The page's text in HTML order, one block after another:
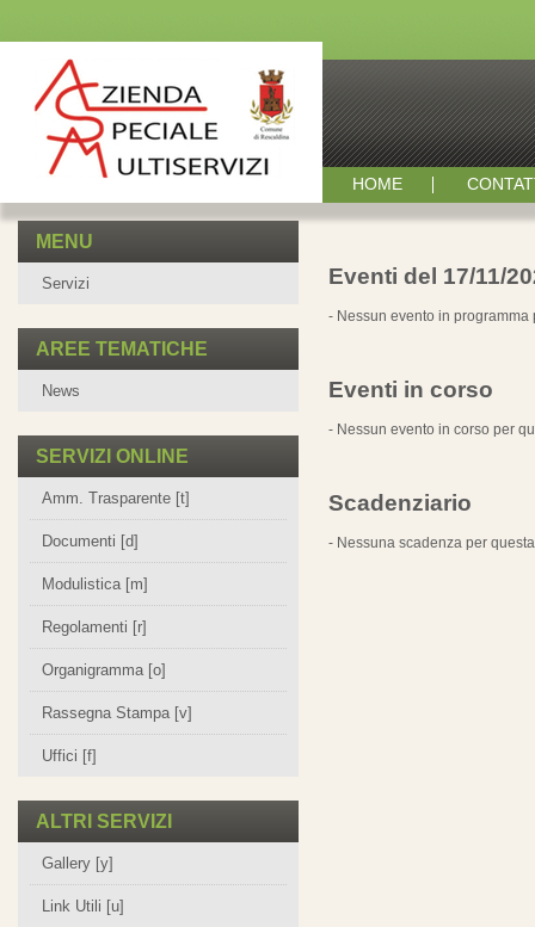
HOME
MENU
Servizi
AREE TEMATICHE
News
SERVIZI ONLINE
Amm. Trasparente [t]
Documenti [d]
Modulistica [m]
Regolamenti [r]
Organigramma [o]
Rassegna Stampa [v]
Uffici [f]
ALTRI SERVIZI
Gallery [y]
Link Utili [u]
Eventi del 17/11/
- Nessun evento in programma
Eventi in corso
- Nessun evento in corso per
Scadenziario
- Nessuna scadenza per